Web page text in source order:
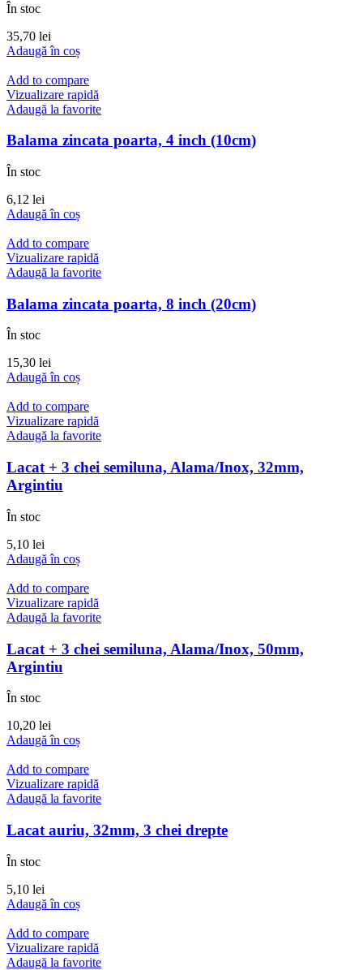
În stoc
35,70 lei
Adaugă în coș
Add to compare
Vizualizare rapidă
Adaugă la favorite
Balama zincata poarta, 4 inch (10cm)
În stoc
6,12 lei
Adaugă în coș
Add to compare
Vizualizare rapidă
Adaugă la favorite
Balama zincata poarta, 8 inch (20cm)
În stoc
15,30 lei
Adaugă în coș
Add to compare
Vizualizare rapidă
Adaugă la favorite
Lacat + 3 chei semiluna, Alama/Inox, 32mm,
Argintiu
În stoc
5,10 lei
Adaugă în coș
Add to compare
Vizualizare rapidă
Adaugă la favorite
Lacat + 3 chei semiluna, Alama/Inox, 50mm,
Argintiu
În stoc
10,20 lei
Adaugă în coș
Add to compare
Vizualizare rapidă
Adaugă la favorite
Lacat auriu, 32mm, 3 chei drepte
În stoc
5,10 lei
Adaugă în coș
Add to compare
Vizualizare rapidă
Adaugă la favorite